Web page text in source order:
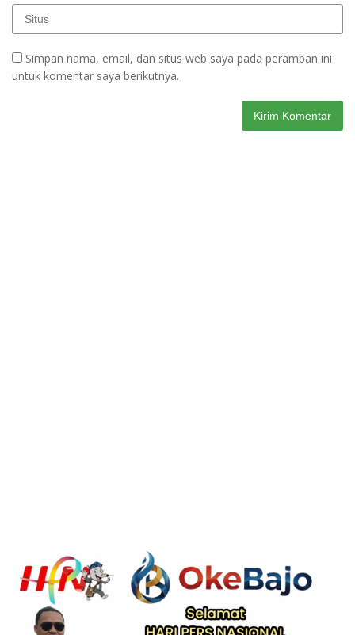
Simpan nama, email, dan situs web saya pada peramban ini
untuk komentar saya berikutnya.